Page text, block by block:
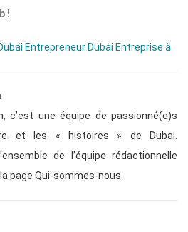
!
Entrepreneur Dubai Entreprise à
c’est une équipe de passionné(e)s
et les « histoires » de Dubai.
de l’équipe rédactionnelle
page Qui-sommes-nous.